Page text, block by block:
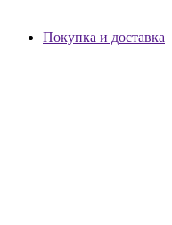
Покупка и доставка